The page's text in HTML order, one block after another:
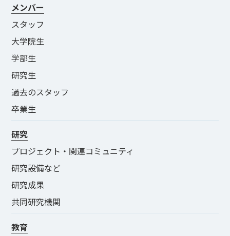
メンバー
スタッフ
大学院生
学部生
研究生
過去のスタッフ
卒業生
研究
プロジェクト・関連コミュニティ
研究設備など
研究成果
共同研究機関
教育